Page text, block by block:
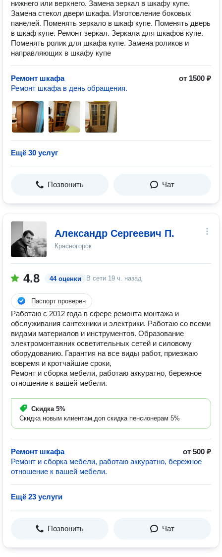
нижнего или верхнего. Замена зеркал в шкафу купе.
Замена стекол двери шкафа. Изготовление боковых
панелей. Поменять зеркало в шкаф купе. Поменять дверь
в шкаф купе. Ремонт зеркал. Зеркала для шкафов купе.
Поменять ролик для шкафа купе. Замена роликов и
направляющих в шкафу купе
Ремонт шкафа
от 1500 ₽
Ремонт шкафа в день обращения.
Ещё 30 услуг
Позвонить Чат
Александр Сергеевич П.
Красногорск
4.8 44 оценки В сети 19 ч. назад
Паспорт проверен
Работаю с 2012 года в сфере ремонта монтажа и
обслуживания сантехники и электрики. Работаю со всеми
видами материалов и инструментов. Образование
электромонтажник осветительных сетей и силовому
оборудованию. Гарантия на все виды работ, приезжаю
вовремя и кротчайшие сроки,
Ремонт и сборка мебели, работаю аккуратно, бережное
отношение к вашей мебели.
Скидка 5%
Скидка новым клиентам,доп скидка пенсионерам 5%
Ремонт шкафа
от 500 ₽
Ремонт и сборка мебели, работаю аккуратно, бережное
отношение к вашей мебели.
Ещё 23 услуги
Позвонить Чат